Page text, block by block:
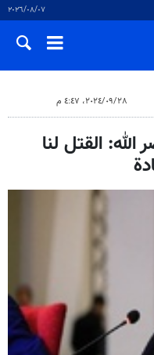
٠٧‏/٠٨‏/٢٠٢٦
٢٨‏/٠٩‏/٢٠٢٤، ٤:٤٧ م
القتل لنا